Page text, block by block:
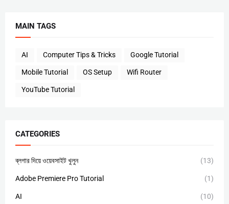
MAIN TAGS
AI Computer Tips & Tricks Google Tutorial
Mobile Tutorial OS Setup Wifi Router
YouTube Tutorial
CATEGORIES
ব্লগার দিয়ে ওয়েবসাইট খুলুন (13)
Adobe Premiere Pro Tutorial (1)
AI (10)